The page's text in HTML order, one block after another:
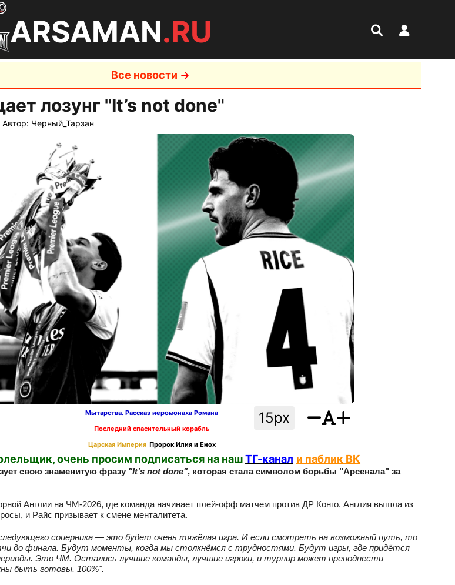
ARSAMAN.RU
Все новости
лозунг "It’s not done"
Автор: Черный_Тарзан
15px
Мытарства. Рассказ иеромонаха Романа
Последний спасительный корабль
Царская Империя Пророк Илия и Енох
очень просим подписаться на нашТГ-канал и паблик ВК
свою знаменитую фразу "It’s not done", которая стала символом борьбы "Арсенала" за
Англии на ЧМ‑2026, где команда начинает плей‑офф матчем против ДР Конго. Англия вышла из
и Райс призывает к смене менталитета.
соперника — это будет очень тяжёлая игра. И если смотреть на возможный путь, то
до финала. Будут моменты, когда мы столкнёмся с трудностями. Будут игры, где придётся
Это ЧМ. Остались лучшие команды, лучшие игроки, и турнир может преподнести
быть готовы, 100%".